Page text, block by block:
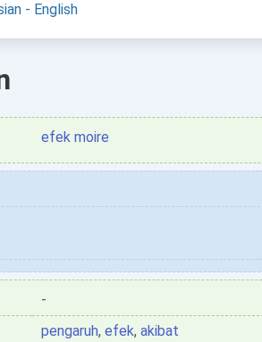
- English
efek moire
-
pengaruh, efek, akibat